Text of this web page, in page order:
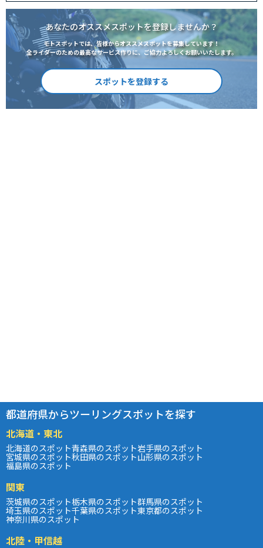
あなたのオススメスポットを登録しませんか？
モトスポットでは、皆様からオススメスポットを募集しています！
全ライダーのための最高なサービス作りに、ご協力よろしくお願いいたします。
スポットを登録する
都道府県からツーリングスポットを探す
北海道・東北
北海道のスポット青森県のスポット岩手県のスポット
宮城県のスポット秋田県のスポット山形県のスポット
福島県のスポット
関東
茨城県のスポット栃木県のスポット群馬県のスポット
埼玉県のスポット千葉県のスポット東京都のスポット
神奈川県のスポット
北陸・甲信越